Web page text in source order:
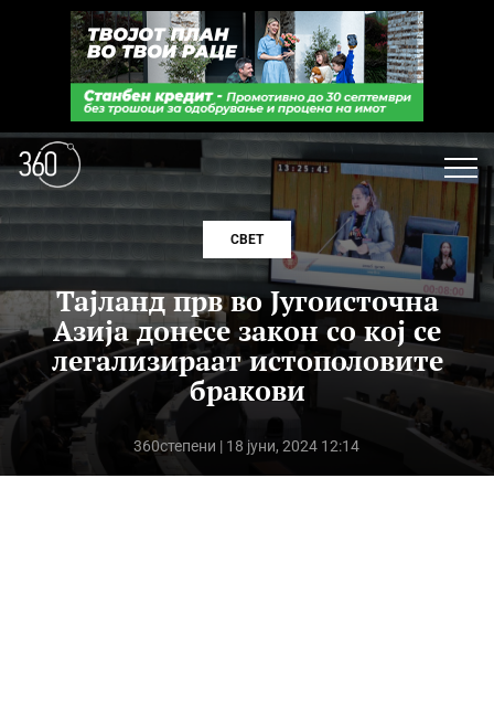
СВЕТ
Тајланд прв во Југоисточна
Азија донесе закон со кој се
легализираат истополовите
бракови
360степени | 18 јуни, 2024 12:14